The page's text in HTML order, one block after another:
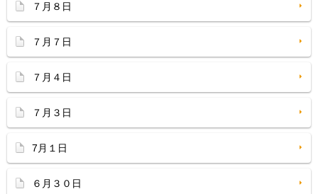
７月８日
７月７日
７月４日
７月３日
7月１日
６月３０日